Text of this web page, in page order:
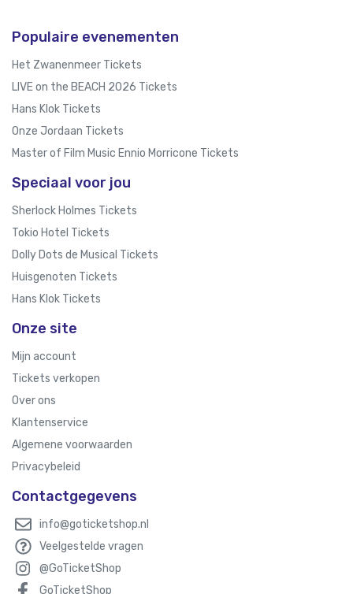
Populaire evenementen
Het Zwanenmeer Tickets
LIVE on the BEACH 2026 Tickets
Hans Klok Tickets
Onze Jordaan Tickets
Master of Film Music Ennio Morricone Tickets
Speciaal voor jou
Sherlock Holmes Tickets
Tokio Hotel Tickets
Dolly Dots de Musical Tickets
Huisgenoten Tickets
Hans Klok Tickets
Onze site
Mijn account
Tickets verkopen
Over ons
Klantenservice
Algemene voorwaarden
Privacybeleid
Contactgegevens
info@goticketshop.nl
Veelgestelde vragen
@GoTicketShop
GoTicketShop